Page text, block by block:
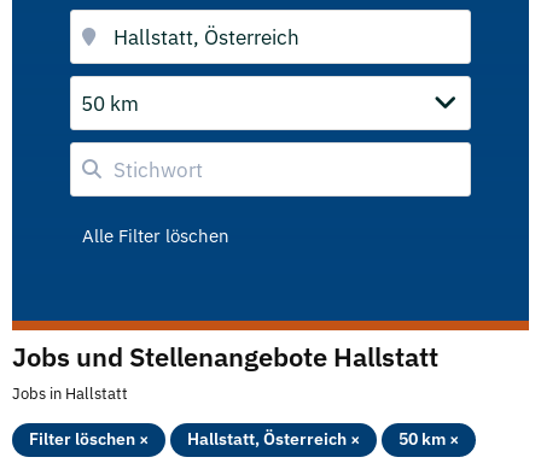
50 km
Alle Filter löschen
Jobs und Stellenangebote Hallstatt
Jobs in Hallstatt
Filter löschen × Hallstatt, Österreich × 50 km ×